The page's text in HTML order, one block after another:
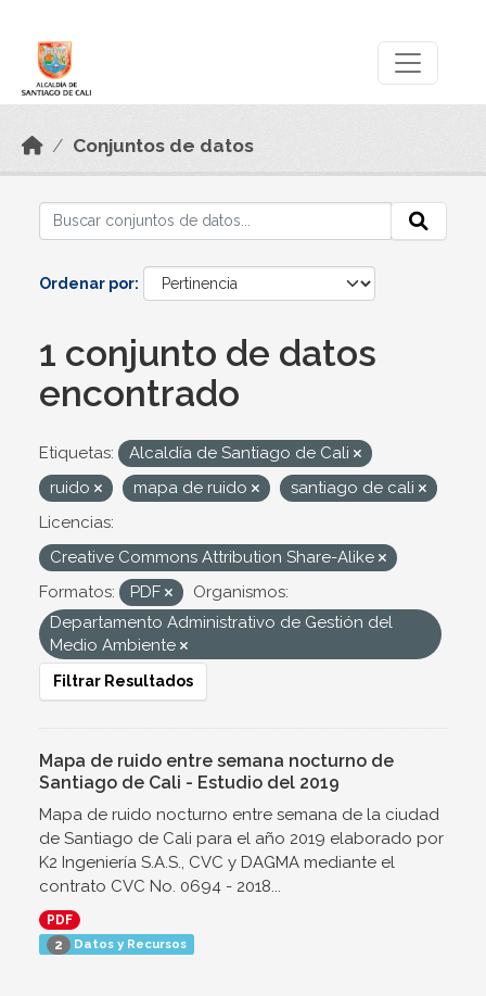
Conjuntos de datos
Ordenar por
1 conjunto de datos
encontrado
Etiquetas:
Alcaldía de Santiago de Cali
ruido
mapa de ruido
santiago de cali
Licencias:
Creative Commons Attribution Share-Alike
Formatos:
PDF
Organismos:
Departamento Administrativo de Gestión del
Medio Ambiente
Filtrar Resultados
Mapa de ruido entre semana nocturno de
Santiago de Cali - Estudio del 2019
Mapa de ruido nocturno entre semana de la ciudad
de Santiago de Cali para el año 2019 elaborado por
K2 Ingeniería S.A.S., CVC y DAGMA mediante el
contrato CVC No. 0694 - 2018...
PDF
2 Datos y Recursos